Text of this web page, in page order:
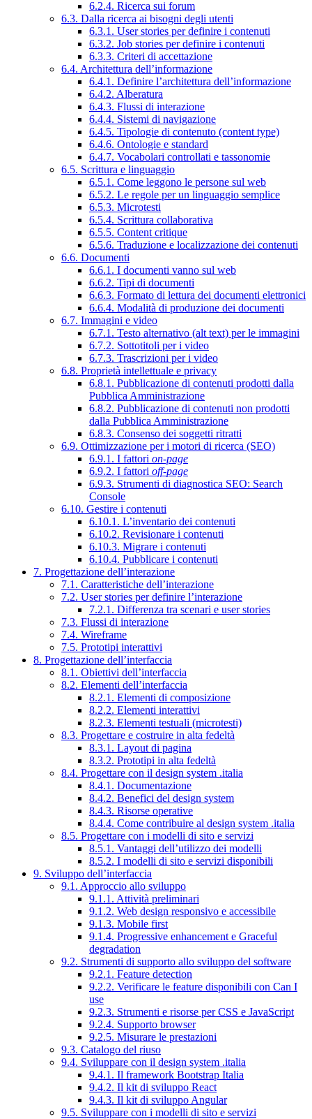
6.2.4. Ricerca sui forum
6.3. Dalla ricerca ai bisogni degli utenti
6.3.1. User stories per definire i contenuti
6.3.2. Job stories per definire i contenuti
6.3.3. Criteri di accettazione
6.4. Architettura dell’informazione
6.4.1. Definire l’architettura dell’informazione
6.4.2. Alberatura
6.4.3. Flussi di interazione
6.4.4. Sistemi di navigazione
6.4.5. Tipologie di contenuto (content type)
6.4.6. Ontologie e standard
6.4.7. Vocabolari controllati e tassonomie
6.5. Scrittura e linguaggio
6.5.1. Come leggono le persone sul web
6.5.2. Le regole per un linguaggio semplice
6.5.3. Microtesti
6.5.4. Scrittura collaborativa
6.5.5. Content critique
6.5.6. Traduzione e localizzazione dei contenuti
6.6. Documenti
6.6.1. I documenti vanno sul web
6.6.2. Tipi di documenti
6.6.3. Formato di lettura dei documenti elettronici
6.6.4. Modalità di produzione dei documenti
6.7. Immagini e video
6.7.1. Testo alternativo (alt text) per le immagini
6.7.2. Sottotitoli per i video
6.7.3. Trascrizioni per i video
6.8. Proprietà intellettuale e privacy
6.8.1. Pubblicazione di contenuti prodotti dalla
Pubblica Amministrazione
6.8.2. Pubblicazione di contenuti non prodotti
dalla Pubblica Amministrazione
6.8.3. Consenso dei soggetti ritratti
6.9. Ottimizzazione per i motori di ricerca (SEO)
6.9.1. I fattori on-page
6.9.2. I fattori off-page
6.9.3. Strumenti di diagnostica SEO: Search
Console
6.10. Gestire i contenuti
6.10.1. L’inventario dei contenuti
6.10.2. Revisionare i contenuti
6.10.3. Migrare i contenuti
6.10.4. Pubblicare i contenuti
7. Progettazione dell’interazione
7.1. Caratteristiche dell’interazione
7.2. User stories per definire l’interazione
7.2.1. Differenza tra scenari e user stories
7.3. Flussi di interazione
7.4. Wireframe
7.5. Prototipi interattivi
8. Progettazione dell’interfaccia
8.1. Obiettivi dell’interfaccia
8.2. Elementi dell’interfaccia
8.2.1. Elementi di composizione
8.2.2. Elementi interattivi
8.2.3. Elementi testuali (microtesti)
8.3. Progettare e costruire in alta fedeltà
8.3.1. Layout di pagina
8.3.2. Prototipi in alta fedeltà
8.4. Progettare con il design system .italia
8.4.1. Documentazione
8.4.2. Benefici del design system
8.4.3. Risorse operative
8.4.4. Come contribuire al design system .italia
8.5. Progettare con i modelli di sito e servizi
8.5.1. Vantaggi dell’utilizzo dei modelli
8.5.2. I modelli di sito e servizi disponibili
9. Sviluppo dell’interfaccia
9.1. Approccio allo sviluppo
9.1.1. Attività preliminari
9.1.2. Web design responsivo e accessibile
9.1.3. Mobile first
9.1.4. Progressive enhancement e Graceful
degradation
9.2. Strumenti di supporto allo sviluppo del software
9.2.1. Feature detection
9.2.2. Verificare le feature disponibili con Can I
use
9.2.3. Strumenti e risorse per CSS e JavaScript
9.2.4. Supporto browser
9.2.5. Misurare le prestazioni
9.3. Catalogo del riuso
9.4. Sviluppare con il design system .italia
9.4.1. Il framework Bootstrap Italia
9.4.2. Il kit di sviluppo React
9.4.3. Il kit di sviluppo Angular
9.5. Sviluppare con i modelli di sito e servizi